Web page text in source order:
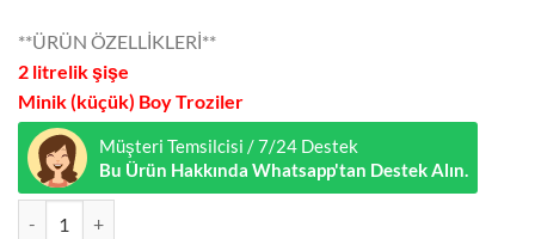
**ÜRÜN ÖZELLİKLERİ**
2 litrelik şişe
Minik (küçük) Boy Troziler
Müşteri Temsilcisi / 7/24 Destek
Bu Ürün Hakkında Whatsapp'tan Destek Alın.